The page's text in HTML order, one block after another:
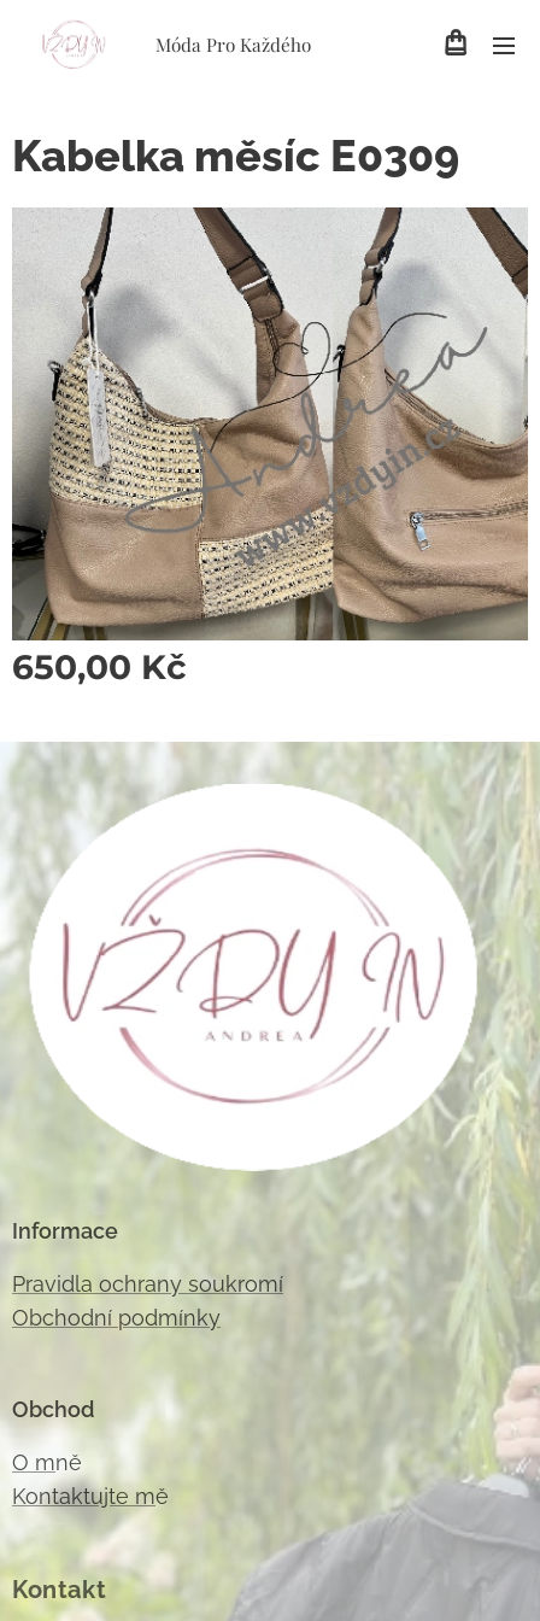
Móda Pro Každého
Kabelka měsíc E0309
650,00 Kč
Informace
Pravidla ochrany soukromí
Obchodní podmínky
Obchod
O mně
Kontaktujte mě
Kontakt